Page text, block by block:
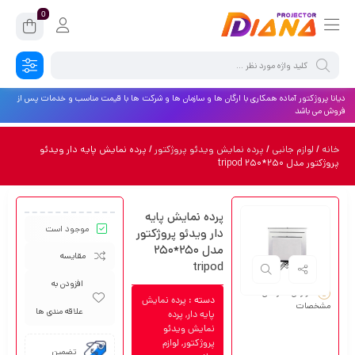
0
دیانا پروژکتور آماده همکاری با ارگان ها و سازمان ها و شرکت ها با قیمت مناسب و خدمات پس از
فروش می باشد
خانه / لوازم جانبی / پرده نمایش ویدئو پروژکتور / پرده نمایش پایه دار ویدئو
پروژکتور مدل ۲۵۰*۲۵۰ tripod
گزارش نادرستی
مشخصات
پرده نمایش پایه
دار ویدئو پروژکتور
مدل ۲۵۰*۲۵۰
tripod
دسته : پرده نمایش
پایه دار, پرده
نمایش ویدئو
پروژکتور,لوازم
موجود است
مقایسه
افزودن به
علاقه مندی ها
تضمین